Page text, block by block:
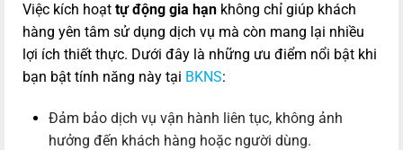
Việc kích hoạt tự động gia hạn không chỉ giúp khách
hàng yên tâm sử dụng dịch vụ mà còn mang lại nhiều
lợi ích thiết thực. Dưới đây là những ưu điểm nổi bật khi
bạn bật tính năng này tại BKNS:
Đảm bảo dịch vụ vận hành liên tục, không ảnh
hưởng đến khách hàng hoặc người dùng.